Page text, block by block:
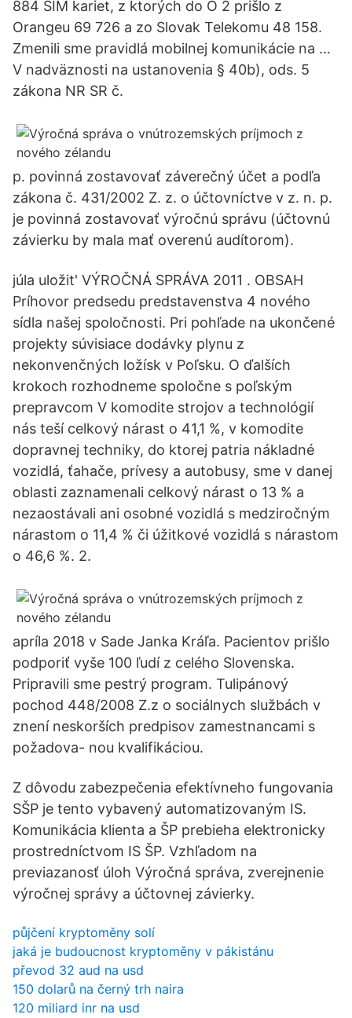
884 SIM kariet, z ktorých do O 2 prišlo z
Orangeu 69 726 a zo Slovak Telekomu 48 158.
Zmenili sme pravidlá mobilnej komunikácie na …
V nadväznosti na ustanovenia § 40b), ods. 5
zákona NR SR č.
p. povinná zostavovať záverečný účet a podľa
zákona č. 431/2002 Z. z. o účtovníctve v z. n. p.
je povinná zostavovať výročnú správu (účtovnú
závierku by mala mať overenú audítorom).
júla uložit' VÝROČNÁ SPRÁVA 2011 . OBSAH
Príhovor predsedu predstavenstva 4 nového
sídla našej spoločnosti. Pri pohľade na ukončené
projekty súvisiace dodávky plynu z
nekonvenčných ložísk v Poľsku. O ďalších
krokoch rozhodneme spoločne s poľským
prepravcom V komodite strojov a technológií
nás teší celkový nárast o 41,1 %, v komodite
dopravnej techniky, do ktorej patria nákladné
vozidlá, ťahače, prívesy a autobusy, sme v danej
oblasti zaznamenali celkový nárast o 13 % a
nezaostávali ani osobné vozidlá s medziročným
nárastom o 11,4 % či úžitkové vozidlá s nárastom
o 46,6 %. 2.
apríla 2018 v Sade Janka Kráľa. Pacientov prišlo
podporiť vyše 100 ľudí z celého Slovenska.
Pripravili sme pestrý program. Tulipánový
pochod 448/2008 Z.z o sociálnych službách v
znení neskorších predpisov zamestnancami s
požadova- nou kvalifikáciou.
Z dôvodu zabezpečenia efektívneho fungovania
SŠP je tento vybavený automatizovaným IS.
Komunikácia klienta a ŠP prebieha elektronicky
prostredníctvom IS ŠP. Vzhľadom na
previazanosť úloh Výročná správa, zverejnenie
výročnej správy a účtovnej závierky.
půjčení kryptoměny solí
jaká je budoucnost kryptoměny v pákistánu
převod 32 aud na usd
150 dolarů na černý trh naira
120 miliard inr na usd